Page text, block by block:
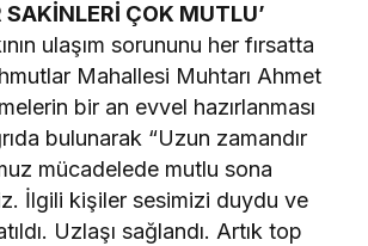
ÇOK MUTLU’
ulaşım sorununu her fırsatta
Mahallesi Muhtarı Ahmet
bir an evvel hazırlanması
bulunarak “Uzun zamandır
mücadelede mutlu sona
İlgili kişiler sesimizi duydu ve
Uzlaşı sağlandı. Artık top